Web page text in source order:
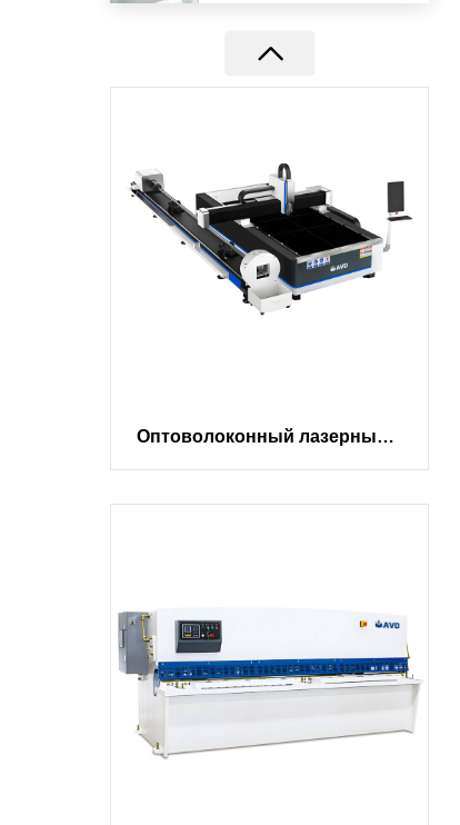
Оптоволоконный лазерный с